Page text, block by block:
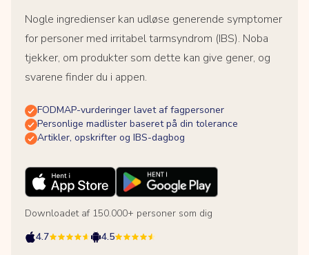
Nogle ingredienser kan udløse generende symptomer
for personer med irritabel tarmsyndrom (IBS). Noba
tjekker, om produkter som dette kan give gener, og
svarene finder du i appen.
FODMAP-vurderinger lavet af fagpersoner
Personlige madlister baseret på din tolerance
Artikler, opskrifter og IBS-dagbog
Downloadet af 150.000+ personer som dig
4.7
4.5